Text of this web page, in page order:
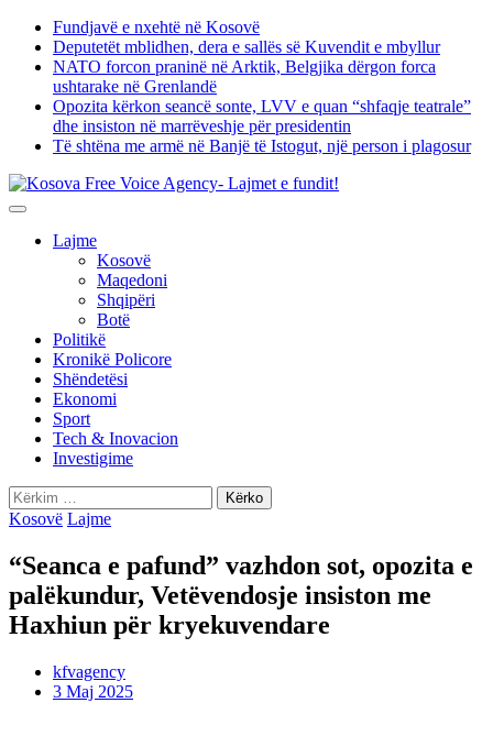
Skip
content
Fundjavë e nxehtë në Kosovë
Deputetët mblidhen, dera e sallës së Kuvendit e mbyllur
NATO forcon praninë në Arktik, Belgjika dërgon forca
ushtarake në Grenlandë
Opozita kërkon seancë sonte, LVV e quan “shfaqje teatrale”
dhe insiston në marrëveshje për presidentin
Të shtëna me armë në Banjë të Istogut, një person i plagosur
Lajme
Kosovë
Maqedoni
Shqipëri
Botë
Politikë
Kronikë Policore
Shëndetësi
Ekonomi
Sport
Tech & Inovacion
Investigime
Kërko
për:
Kosovë Lajme
“Seanca e pafund” vazhdon sot, opozita e
palëkundur, Vetëvendosje insiston me
Haxhiun për kryekuvendare
kfvagency
3 Maj 2025